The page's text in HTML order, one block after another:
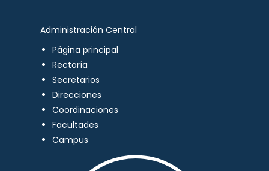
Administración Central
Página principal
Rectoría
Secretarios
Direcciones
Coordinaciones
Facultades
Campus